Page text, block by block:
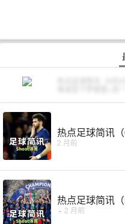
热点足球简讯
2 月前
热点足球简讯
· 2 月前